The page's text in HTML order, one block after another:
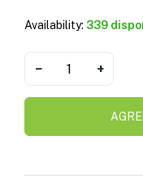
)
Populares )
y Suplementos )
Availability: 339
− +